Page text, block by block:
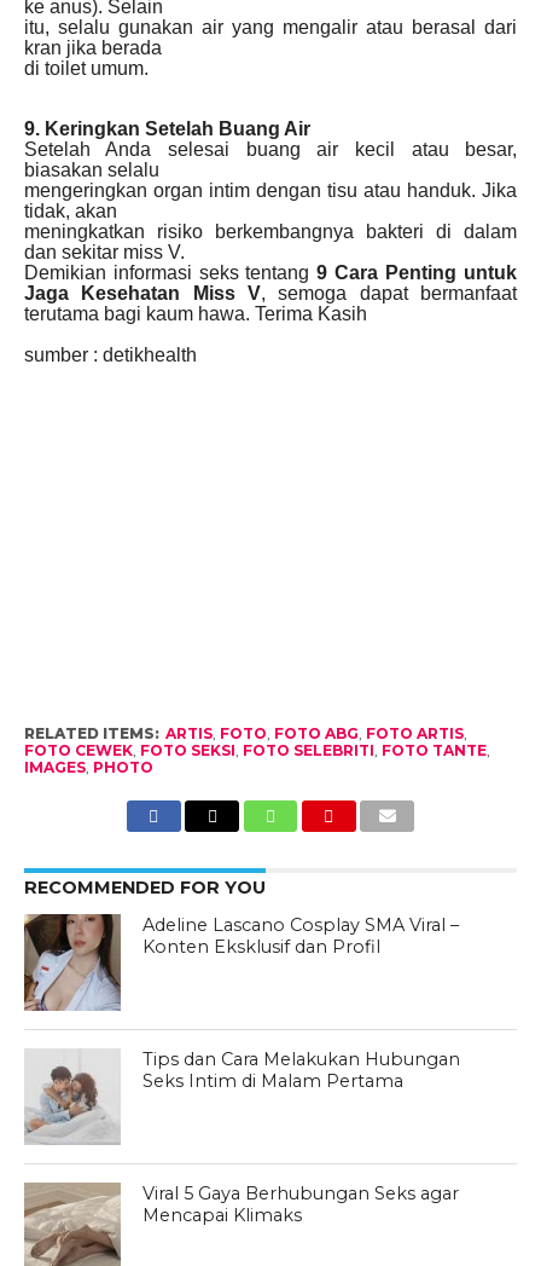
ke anus). Selain
itu, selalu gunakan air yang mengalir atau berasal dari
kran jika berada
di toilet umum.
9. Keringkan Setelah Buang Air
Setelah Anda selesai buang air kecil atau besar,
biasakan selalu
mengeringkan organ intim dengan tisu atau handuk. Jika
tidak, akan
meningkatkan risiko berkembangnya bakteri di dalam
dan sekitar miss V.
Demikian informasi seks tentang9 Cara Penting untuk
Jaga Kesehatan Miss V, semoga dapat bermanfaat
terutama bagi kaum hawa. Terima Kasih
sumber : detikhealth
RELATED ITEMS: ARTIS, FOTO, FOTO ABG, FOTO ARTIS,
FOTO CEWEK, FOTO SEKSI, FOTO SELEBRITI, FOTO TANTE,
IMAGES, PHOTO
RECOMMENDED FOR YOU
Adeline Lascano Cosplay SMA Viral –
Konten Eksklusif dan Profil
Tips dan Cara Melakukan Hubungan
Seks Intim di Malam Pertama
Viral 5 Gaya Berhubungan Seks agar
Mencapai Klimaks